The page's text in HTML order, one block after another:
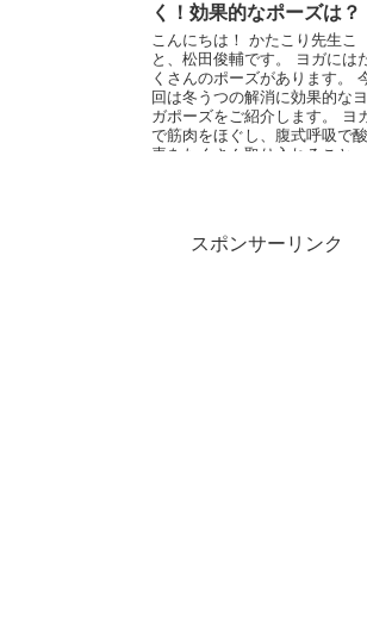
く！効果的なポーズは？
こんにちは！ かたこり先生こ
と、松田俊輔です。 ヨガには
くさんのポーズがあります。
回は冬うつの解消に効果的なヨ
ガポーズをご紹介します。 ヨ
で筋肉をほぐし、腹式呼吸で酸
素をたくさん取り入れること
スポンサーリンク